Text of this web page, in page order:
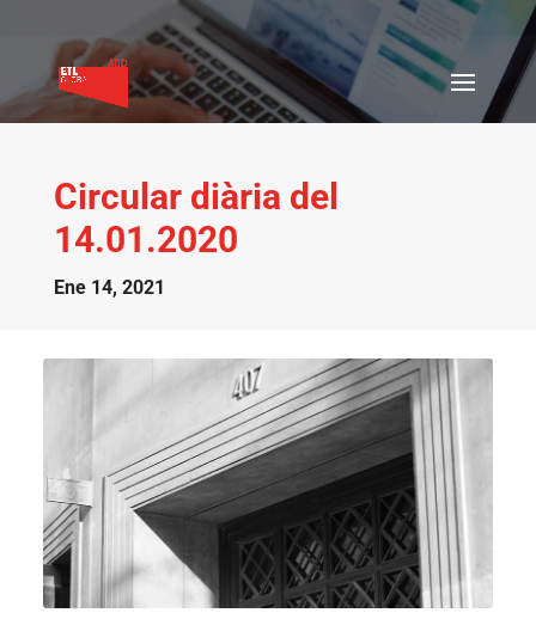
Circular diària del
14.01.2020
Ene 14, 2021